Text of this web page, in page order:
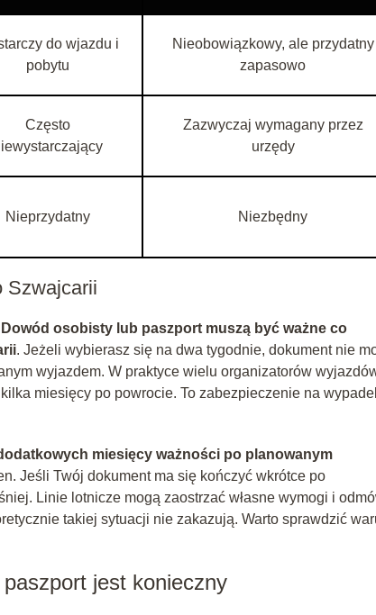
do wjazdu i
pobytu
Nieobowiązkowy, ale przydatny
zapasowo
Często
Zazwyczaj wymagany przez
urzędy
Nieprzydatny Niezbędny
Szwajcarii
Dowód osobisty lub paszport muszą być ważne co
. Jeżeli wybierasz się na dwa tygodnie, dokument nie
wyjazdem. W praktyce wielu organizatorów
miesięcy po powrocie. To zabezpieczenie na
miesięcy ważności po planowanym
Jeśli Twój dokument ma się kończyć wkrótce po
Linie lotnicze mogą zaostrzać własne wymogi i
takiej sytuacji nie zakazują. Warto sprawdzić
jest konieczny